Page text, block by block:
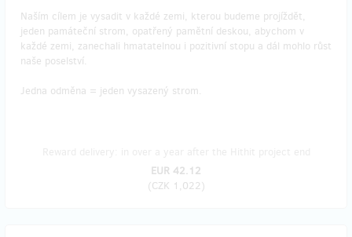
Naším cílem je vysadit v každé zemi, kterou budeme projíždět,
jeden památeční strom, opatřený pamětní deskou, abychom v
každé zemi, zanechali hmatatelnou i pozitivní stopu a dál mohlo růst
naše poselství.
Jedna odměna = jeden vysazený strom.
EUR 42.12
(CZK 1,022)